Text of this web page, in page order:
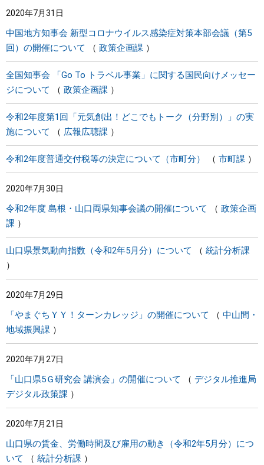
2020年7月31日
中国地方知事会 新型コロナウイルス感染症対策本部会議（第5
回）の開催について
政策企画課
全国知事会 「Go To トラベル事業」に関する国民向けメッセー
ジについて
政策企画課
令和2年度第1回「元気創出！どこでもトーク（分野別）」の実
施について
広報広聴課
令和2年度普通交付税等の決定について（市町分） 市町課
2020年7月30日
令和2年度 島根・山口両県知事会議の開催について
政策企画
課
山口県景気動向指数（令和2年5月分）について 統計分析課
2020年7月29日
「やまぐちＹＹ！ターンカレッジ」の開催について
中山間・
地域振興課
2020年7月27日
「山口県5Ｇ研究会 講演会」の開催について
デジタル推進局
デジタル政策課
2020年7月21日
山口県の賃金、労働時間及び雇用の動き（令和2年5月分）につ
いて
統計分析課